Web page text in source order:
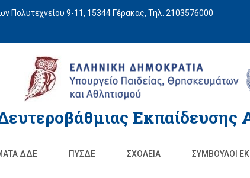
Πολυτεχνείου 9-11, 15344 Γέρακας, Τηλ. 2103576000
Εκπαίδευσης
ΔΔΕ ΠΥΣΔΕ ΣΧΟΛΕΊΑ ΣΥΜΒΟΥΛΟΙ